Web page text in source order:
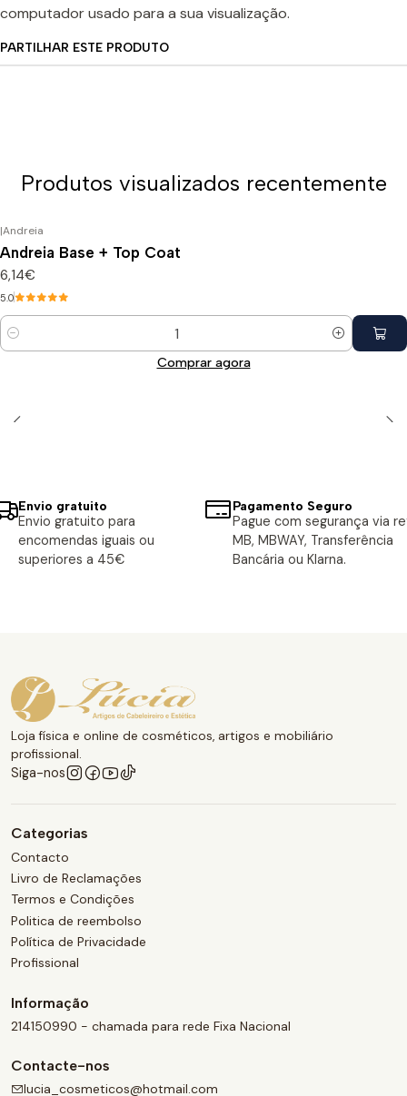
computador usado para a sua visualização.
PARTILHAR ESTE PRODUTO
Produtos visualizados recentemente
|Andreia
Andreia Base + Top Coat
6,14€
5.0
Quantidade
Comprar agora
Envio gratuito
Envio gratuito para
encomendas iguais ou
superiores a 45€
Pagamento Seguro
Pague com segurança via
MB, MBWAY, Transferência
Bancária ou Klarna.
Loja física e online de cosméticos, artigos e mobiliário
profissional.
Siga-nos
Categorias
Contacto
Livro de Reclamações
Termos e Condições
Politica de reembolso
Política de Privacidade
Profissional
Informação
214150990 - chamada para rede Fixa Nacional
Contacte-nos
lucia_cosmeticos@hotmail.com